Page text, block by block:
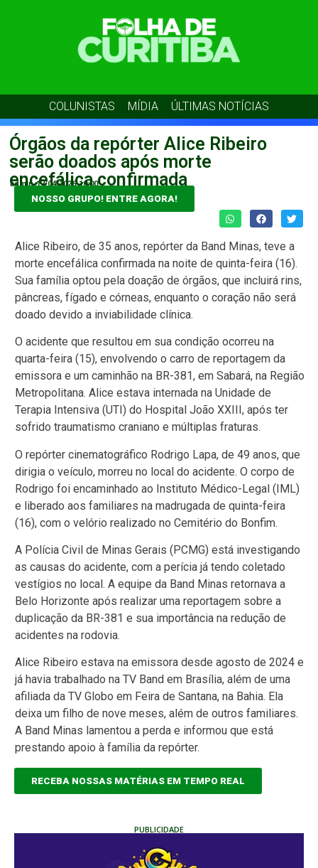
COLUNISTAS MÍDIA ÚLTIMAS NOTÍCIAS
Órgãos da repórter Alice Ribeiro
serão doados após morte
encefálica confirmada
admin 17/04/2026 10:00
NOSSO GRUPO! ENTRE AGORA!
Alice Ribeiro, de 35 anos, repórter da Band Minas, teve a
morte encefálica confirmada na noite de quinta-feira (16).
Sua família optou pela doação de órgãos, que incluirá rins,
pâncreas, fígado e córneas, enquanto o coração não será
doado devido a inviabilidade clínica.
O acidente que resultou em sua condição ocorreu na
quarta-feira (15), envolvendo o carro de reportagem da
emissora e um caminhão na BR-381, em Sabará, na Região
Metropolitana. Alice estava internada na Unidade de
Terapia Intensiva (UTI) do Hospital João XXIII, após ter
sofrido traumatismo craniano e múltiplas fraturas.
O repórter cinematográfico Rodrigo Lapa, de 49 anos, que
dirigia o veículo, morreu no local do acidente. O corpo de
Rodrigo foi encaminhado ao Instituto Médico-Legal (IML)
e liberado aos familiares na madrugada de quinta-feira
(16), com o velório realizado no Cemitério do Bonfim.
A Polícia Civil de Minas Gerais (PCMG) está investigando
as causas do acidente, com a perícia já tendo coletado
vestígios no local. A equipe da Band Minas retornava a
Belo Horizonte após realizar uma reportagem sobre a
duplicação da BR-381 e sua importância na redução de
acidentes na rodovia.
Alice Ribeiro estava na emissora desde agosto de 2024 e
já havia trabalhado na TV Band em Brasília, além de uma
afiliada da TV Globo em Feira de Santana, na Bahia. Ela
deixa um filho de nove meses, além de outros familiares.
A Band Minas lamentou a perda e informou que está
prestando apoio à família da repórter.
RECEBA NOSSAS MATÉRIAS EM TEMPO REAL
PUBLICIDADE